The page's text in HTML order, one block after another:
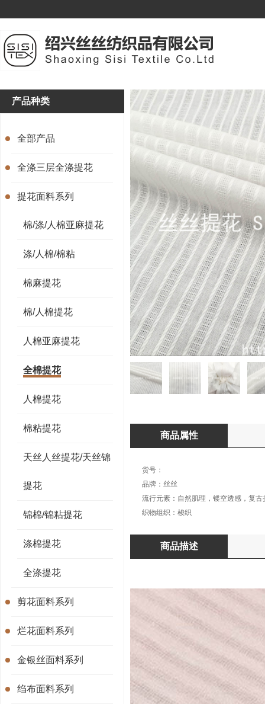
产品种类
全部产品
全涤三层全涤提花
提花面料系列
棉/涤/人棉亚麻提花
涤/人棉/棉粘
棉麻提花
棉/人棉提花
人棉亚麻提花
全棉提花
人棉提花
棉粘提花
天丝人丝提花/天丝锦
提花
锦棉/锦粘提花
涤棉提花
全涤提花
剪花面料系列
烂花面料系列
金银丝面料系列
绉布面料系列
商品属性
货号：
品牌：丝丝
流行元素：自然肌理，镂空透感，复古
织物组织：梭织
商品描述